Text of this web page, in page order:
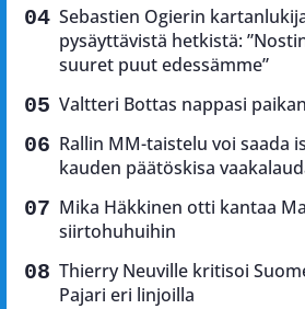
Sebastien Ogierin
pysäyttävistä hetkistä:
suuret puut edessämme”
Valtteri Bottas nappasi
Rallin MM-taistelu voi saada
kauden päätöskisa
Mika Häkkinen otti kantaa
siirtohuhuihin
Thierry Neuville kritisoi
Pajari eri linjoilla